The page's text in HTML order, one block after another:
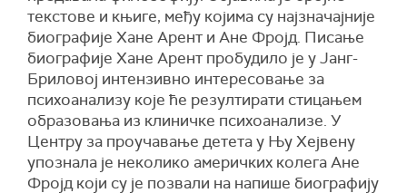
текстове и књиге, међу којима су најзначајније
биографије Хане Арент и Ане Фројд. Писање
биографије Хане Арент пробудило је у Јанг-
Бриловој интензивно интересовање за
психоанализу које ће резултирати стицањем
образовања из клиничке психоанализе. У
Центру за проучавање детета у Њу Хејвену
упознала је неколико америчких колега Ане
Фројд који су је позвали на напише биографију